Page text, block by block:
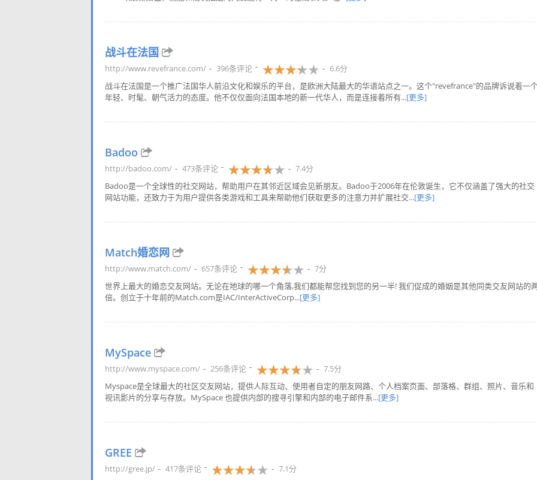
战斗在法国
http://www.revefrance.com/ 396条评论
6.6分
战斗在法国是一个推广法国华人前沿文化和娱乐的平台，是欧洲大陆最大的华语站点之一。这个"revefrance"的品牌诉说着一
年轻、时髦、朝气活力的态度。他不仅仅面向法国本地的新一代华人，而是连接着所有...[更多]
Badoo
http://badoo.com/ 473条评论
7.4分
Badoo是一个全球性的社交网站，帮助用户在其邻近区域会见新朋友。Badoo于2006年在伦敦诞生，它不仅涵盖了强大的社交
网站功能，还致力于为用户提供各类游戏和工具来帮助他们获取更多的注意力并扩展社交...[更多]
Match婚恋网
http://www.match.com/ 657条评论
7分
世界上最大的婚恋交友网站。无论在地球的哪一个角落,我们都能帮您找到您的另一半! 我们促成的婚姻是其他同类交友网站的
倍。创立于十年前的Match.com是IAC/InterActiveCorp...[更多]
MySpace
http://www.myspace.com/ 256条评论
7.5分
Myspace是全球最大的社区交友网站，提供人际互动、使用者自定的朋友网路、个人档案页面、部落格、群组、照片、音乐和
视讯影片的分享与存放。MySpace 也提供内部的搜寻引擎和内部的电子邮件系...[更多]
GREE
http://gree.jp/ 417条评论
7.1分